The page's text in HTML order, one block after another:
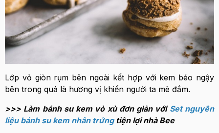
Lớp vỏ giòn rụm bên ngoài kết hợp với kem béo ngậy
bên trong quả là hương vị khiến người ta mê đắm.
>>> Làm bánh su kem vỏ xù đơn giản với Set nguyên
liệu bánh su kem nhân trứngtiện lợi nhà Bee